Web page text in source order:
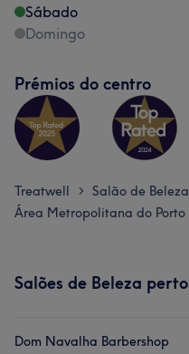
Sábado
Domingo
Prémios do centro
Treatwell > Salão de Beleza
Área Metropolitana do Porto
Salões de Beleza perto
Dom Navalha Barbershop